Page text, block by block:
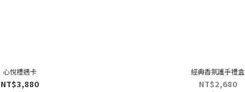
心悅禮遇卡
NT$3,880
經典香氛護手禮盒
NT$2,680